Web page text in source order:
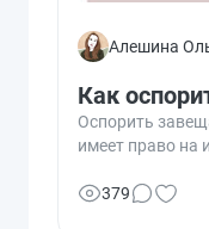
Алешина
Как
Оспорить
имеет право на
379